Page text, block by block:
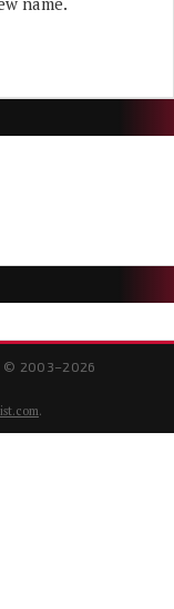
© 2003–2026
.